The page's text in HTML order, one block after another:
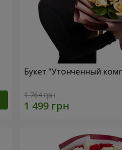
Букет "Утонченный
1 764 грн